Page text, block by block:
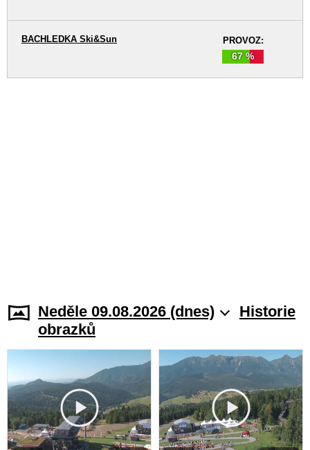
PROVOZ:
67 %
BACHLEDKA Ski&Sun
Neděle 09.08.2026 (dnes)
Historie
obrazků